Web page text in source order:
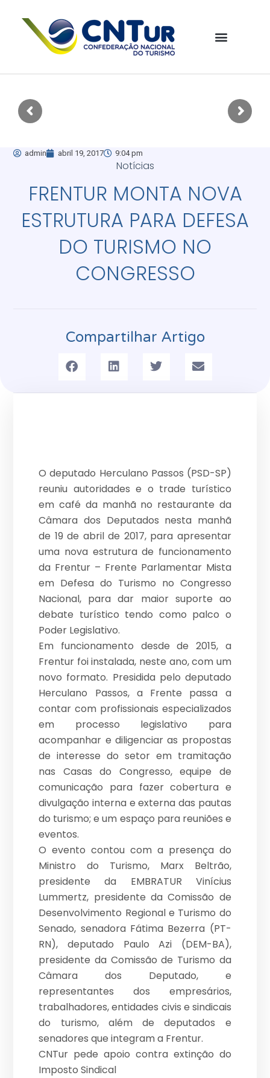
admin abril 19, 2017 9:04 pm
Notícias
FRENTUR MONTA NOVA
ESTRUTURA PARA DEFESA
DO TURISMO NO
CONGRESSO
Compartilhar Artigo
O deputado Herculano Passos (PSD-SP)
reuniu autoridades e o trade turístico
em café da manhã no restaurante da
Câmara dos Deputados nesta manhã
de 19 de abril de 2017, para apresentar
uma nova estrutura de funcionamento
da Frentur – Frente Parlamentar Mista
em Defesa do Turismo no Congresso
Nacional, para dar maior suporte ao
debate turístico tendo como palco o
Poder Legislativo.
Em funcionamento desde de 2015, a
Frentur foi instalada, neste ano, com um
novo formato. Presidida pelo deputado
Herculano Passos, a Frente passa a
contar com profissionais especializados
em processo legislativo para
acompanhar e diligenciar as propostas
de interesse do setor em tramitação
nas Casas do Congresso, equipe de
comunicação para fazer cobertura e
divulgação interna e externa das pautas
do turismo; e um espaço para reuniões e
eventos.
O evento contou com a presença do
Ministro do Turismo, Marx Beltrão,
presidente da EMBRATUR Vinícius
Lummertz, presidente da Comissão de
Desenvolvimento Regional e Turismo do
Senado, senadora Fátima Bezerra (PT-
RN), deputado Paulo Azi (DEM-BA),
presidente da Comissão de Turismo da
Câmara dos Deputado, e
representantes dos empresários,
trabalhadores, entidades civis e sindicais
do turismo, além de deputados e
senadores que integram a Frentur.
CNTur pede apoio contra extinção do
Imposto Sindical